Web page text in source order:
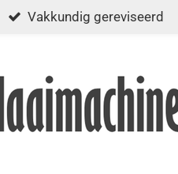
Vakkundig gereviseerd